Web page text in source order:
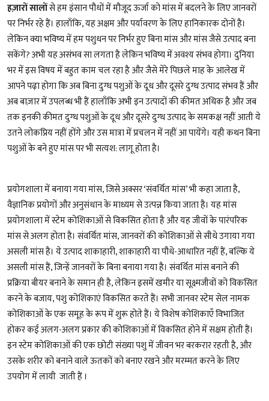
हज़ारों सालोंसे हम इंसान पौधों में मौजूद ऊर्जा को मांस में बदलने के लिए जानवरों
पर निर्भर रहे हैं। हालाँकि, यह अक्षम और पर्यावरण के लिए हानिकारक दोनों है।
लेकिन क्या भविष्य में हम पशुधन पर निर्भर हुए बिना मांस और मांस जैसे उत्पाद बना
सकेंगे? अभी यह असंभव सा लगता है लेकिन भविष्य में अवश्य संभव होगा। दुनिया
भर में इस विषय में बहुत काम चल रहा है और जैसे मेरे पिछले माह के आलेख में
आपने पढ़ा होगा कि अब बिना दुग्ध पशुओं के दूध और दूसरे दुग्ध उत्पाद संभव हैं और
अब बाज़ार में उपलब्ध भी हैं हालाँकि अभी इन उत्पादों की कीमत अधिक है और जब
तक इनकी कीमत दुग्ध पशुओं के दूध और दूसरे दुग्ध उत्पाद के समकक्ष नहीं आती ये
उतने लोकप्रिय नहीं होंगे और उस मात्रा में प्रचलन में नहीं आ पायेंगे। यही कथन बिना
पशुओं के बने हुए मांस पर भी सत्यश: लागू होता है।
प्रयोगशाला में बनाया गया मांस, जिसे अक्सर ‘संवर्धित मांस’ भी कहा जाता है,
वैज्ञानिक प्रयोगों और अनुसंधान के माध्यम से उत्पन्न किया जाता है। यह मांस
प्रयोगशाला में स्टेम कोशिकाओं से विकसित होता है और यह जीवों के पारंपरिक
मांस से अलग होता है। संवर्धित मांस, जानवरों की कोशिकाओं से सीधे उगाया गया
असली मांस है। ये उत्पाद शाकाहारी, शाकाहारी या पौधे-आधारित नहीं हैं, बल्कि ये
असली मांस हैं, जिन्हें जानवरों के बिना बनाया गया है। संवर्धित मांस बनाने की
प्रक्रिया बीयर बनाने के समान ही है, लेकिन इसमें खमीर या सूक्ष्मजीवों को विकसित
करने के बजाय, पशु कोशिकाएं विकसित करते हैं। सभी जानवर स्टेम सेल नामक
कोशिकाओं के एक समूह के रूप में शुरू होते हैं। ये विशेष कोशिकाएँ विभाजित
होकर कई अलग-अलग प्रकार की कोशिकाओं में विकसित होने में सक्षम होती हैं।
इन स्टेम कोशिकाओं की एक छोटी संख्या पशु में जीवन भर बरकरार रहती है, और
उसके शरीर को बनाने वाले ऊतकों को बनाए रखने और मरम्मत करने के लिए
उपयोग में लायी जाती हैं ।